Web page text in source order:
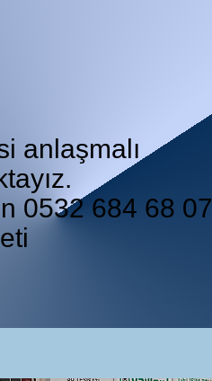
anlaşmalı
0532 684 68 07